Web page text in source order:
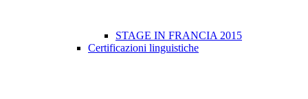
STAGE IN FRANCIA 2015
Certificazioni linguistiche